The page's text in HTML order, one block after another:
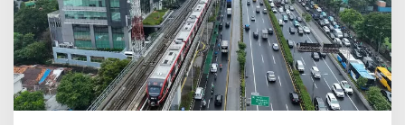
a
n
i
1
3
9
R